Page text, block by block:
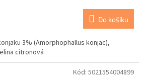
Do košíku
3% (Amorphophallus konjac),
citronová
Kód: 5021554004899